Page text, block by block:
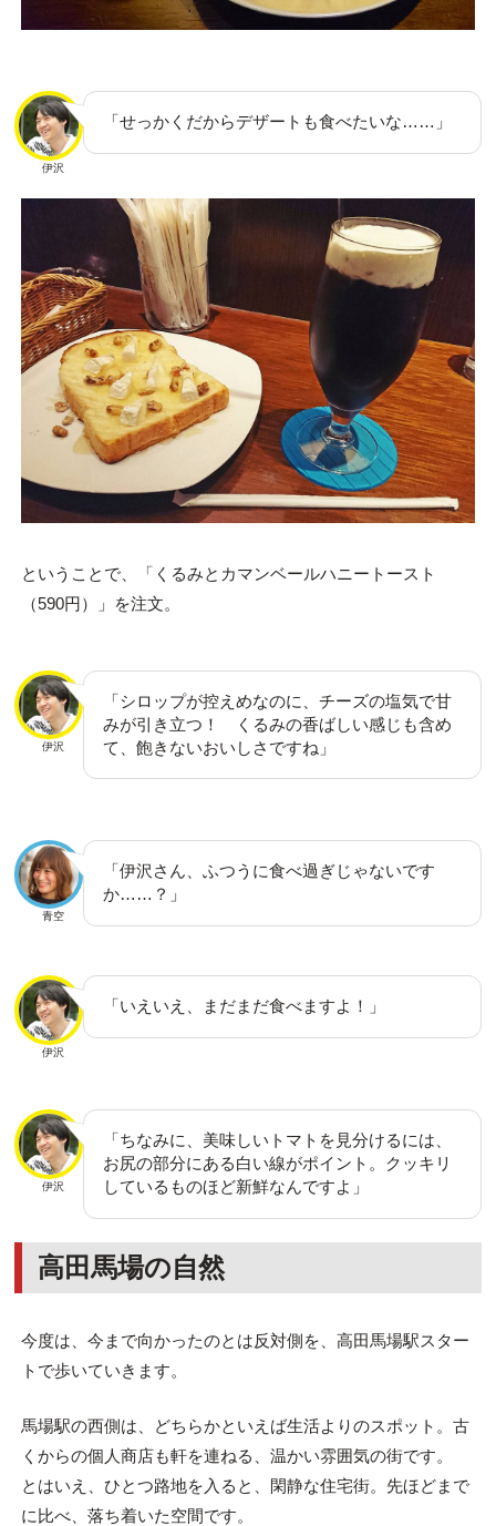
伊沢
「せっかくだからデザートも食べたいな……」
ということで、「くるみとカマンベールハニートースト
（590円）」を注文。
伊沢
「シロップが控えめなのに、チーズの塩気で甘
みが引き立つ！ くるみの香ばしい感じも含め
て、飽きないおいしさですね」
青空
「伊沢さん、ふつうに食べ過ぎじゃないです
か……？」
伊沢
「いえいえ、まだまだ食べますよ！」
伊沢
「ちなみに、美味しいトマトを見分けるには、
お尻の部分にある白い線がポイント。クッキリ
しているものほど新鮮なんですよ」
高田馬場の自然
今度は、今まで向かったのとは反対側を、高田馬場駅スター
トで歩いていきます。
馬場駅の西側は、どちらかといえば生活よりのスポット。古
くからの個人商店も軒を連ねる、温かい雰囲気の街です。
とはいえ、ひとつ路地を入ると、閑静な住宅街。先ほどまで
に比べ、落ち着いた空間です。